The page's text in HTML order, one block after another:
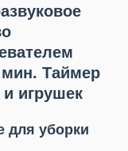
Таймер
игрушек
для уборки